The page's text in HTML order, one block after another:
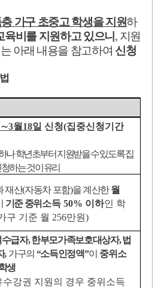
가구 초중고 학생을 지원하
육비를 지원하고 있으니 , 지원
아래 내용을 참고하여 신청
∼3월 18일 신청(집중신청기간
나 학년초부터 지원받을 수 있도록 집
하는 것이 유리
재산(자동차 포함)을 계산한월
기준 중위 소득50% 이하인 학
구 기준 월 256만원)
급자,한부모가족보호대상자,법
, 가구의 “소득인정액”이 중위소
생
수강권 지원의 경우 중위소득